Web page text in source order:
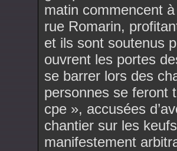
matin commencent
rue Romarin,
et ils sont soutenus
ouvrent les portes
se barrer lors des
personnes se feront
cpe », accusées
chantier sur les
manifestement